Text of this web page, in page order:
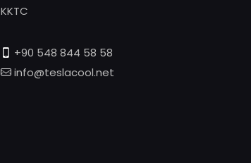
KKTC
+90 548 844 58 58
info@teslacool.net